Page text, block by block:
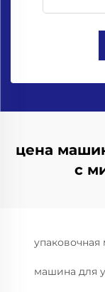
цена
с
машина для